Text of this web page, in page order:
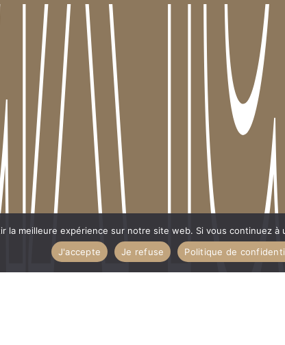
la meilleure expérience sur notre site web. Si vous continuez
J'accepte
Je refuse Politique de